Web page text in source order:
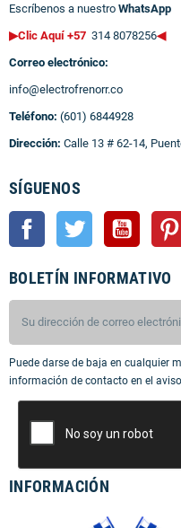
Escríbenos a nuestro WhatsApp
▶Clic Aquí +57 314 8078256◀
Correo electrónico:
info@electrofrenorr.co
Teléfono: (601) 6844928
Dirección: Calle 13 # 62-14,
SÍGUENOS
Facebook Twitter YouTube
BOLETÍN INFORMATIVO
Puede darse de baja en cualquier
información de contacto en el
INFORMACIÓN